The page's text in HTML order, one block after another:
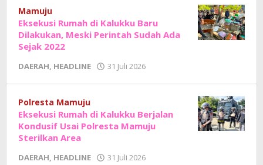
Mamuju
Eksekusi Rumah di Kalukku Baru
Dilakukan, Meski Perintah Sudah Ada
Sejak 2022
DAERAH, HEADLINE 31 Juli 2026
Junaedi
Polresta Mamuju
Eksekusi Rumah di Kalukku Berjalan
Kondusif Usai Polresta Mamuju
Sterilkan Area
DAERAH, HEADLINE 31 Juli 2026